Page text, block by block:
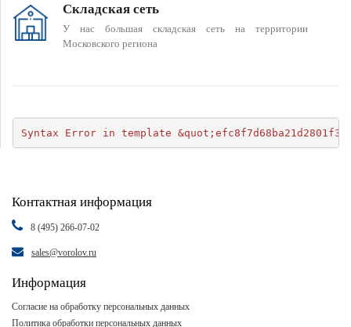
Складская сеть
У нас большая складская сеть на территории
Московского региона
Syntax Error in template
Контактная информация
8 (495) 266-07-02
sales@vorolov.ru
Информация
Согласие на обработку персональных данных
Политика обработки персональных данных